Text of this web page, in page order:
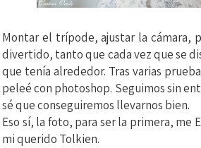
Montar el trípode, ajustar la cámara,
divertido, tanto que cada vez que se
que tenía alrededor. Tras varias
peleé con photoshop. Seguimos sin
sé que conseguiremos llevarnos bien.
Eso sí, la foto, para ser la primera, me
mi querido Tolkien.